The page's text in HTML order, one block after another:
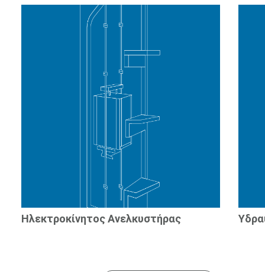
Ηλεκτροκίνητος Ανελκυστήρας